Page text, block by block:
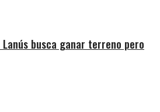
busca ganar terreno pero